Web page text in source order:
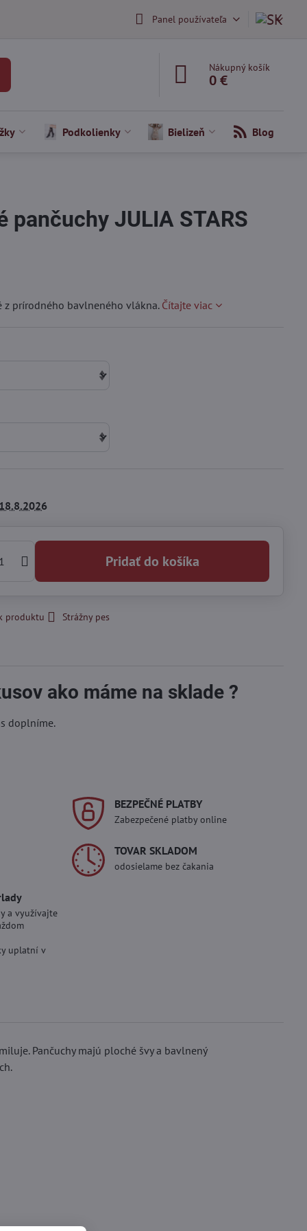
Panel používateľa
Nákupný košík
0 €
Podkolienky Bielizeň Blog
pančuchy JULIA STARS
z prírodného bavlneného vlákna.Čítajte viac
Pridať do košíka
produktu Strážny pes
ako máme na sklade ?
doplníme.
BEZPEČNÉ PLATBY
Zabezpečené platby online
TOVAR SKLADOM
odosielame bez čakania
a využívajte
uplatní v
Pančuchy majú ploché švy a bavlnený